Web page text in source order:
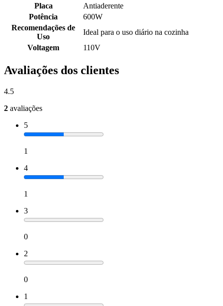
Placa
Antiaderente
Potência
600W
Recomendações de
Uso
Ideal para o uso diário na cozinha
Voltagem
110V
Avaliações dos clientes
4.5
2 avaliações
5
1
4
1
3
0
2
0
1